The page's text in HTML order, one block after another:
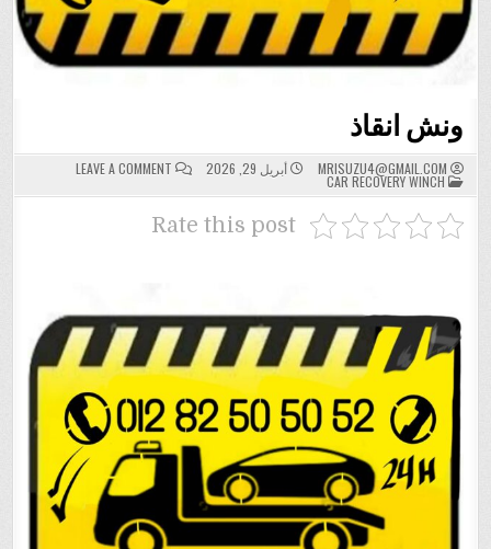
ونش انقاذ
MRISUZU4@GMAIL.COM أبريل 29, 2026 LEAVE A COMMENT
ON
ونش
انقاذ
POSTED
IN
CAR RECOVERY WINCH
Rate this post